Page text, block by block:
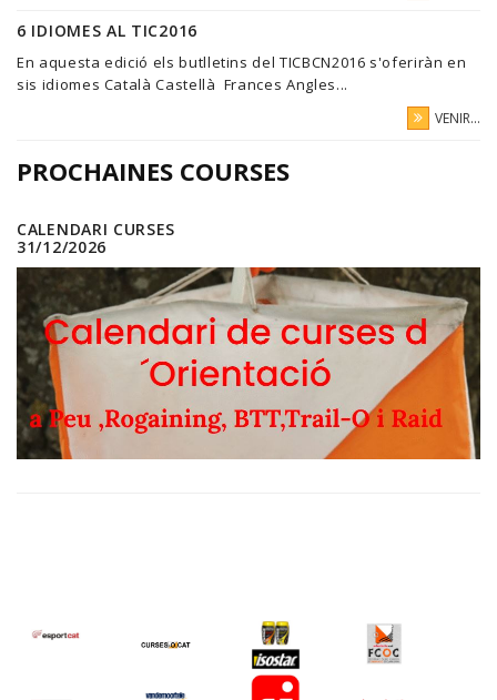
6 IDIOMES AL TIC2016
En aquesta edició els butlletins del TICBCN2016 s'oferiràn en
sis idiomes Català Castellà Frances Angles...
VENIR...
PROCHAINES COURSES
CALENDARI CURSES
31/12/2026